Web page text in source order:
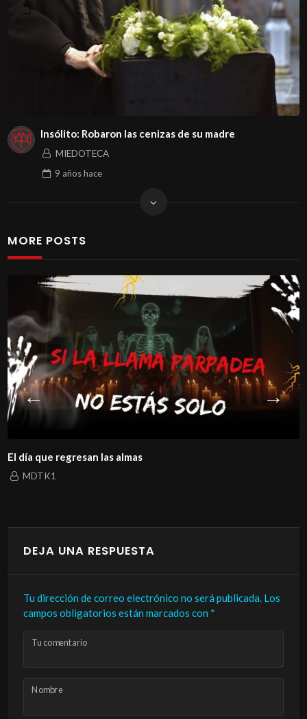
Insólito: Robaron las cenizas de su madre
MIEDOTECA
9 añoshace
MORE POSTS
El día que regresan las almas
MDTK1
DEJA UNA RESPUESTA
Tu dirección de correo electrónico no será publicada. Los
campos obligatorios están marcados con *
Tu comentario
Nombre